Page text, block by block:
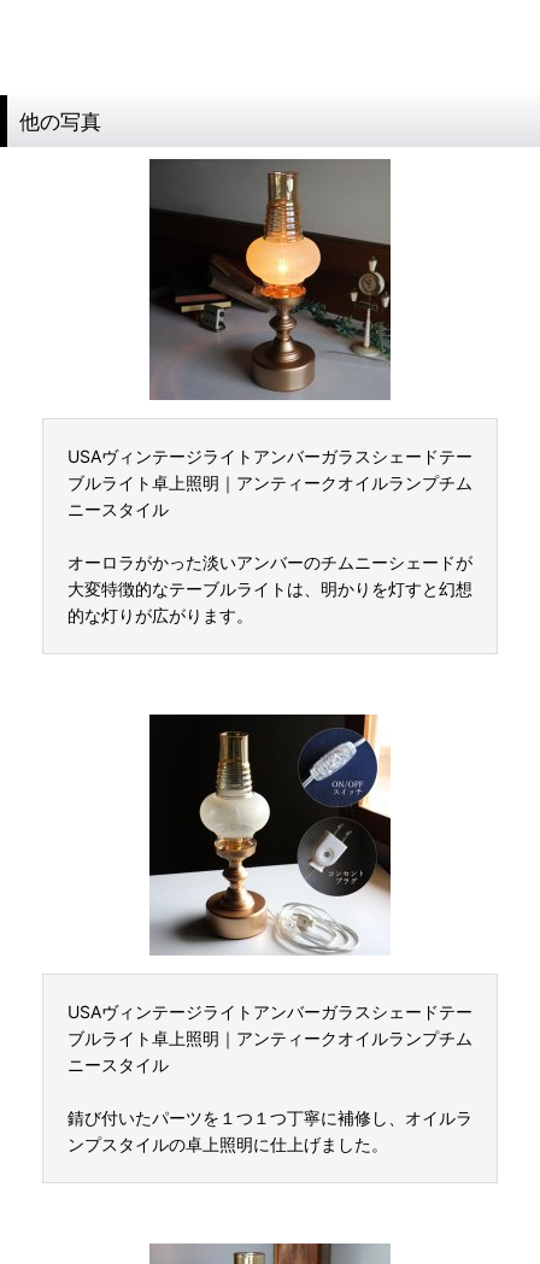
他の写真
USAヴィンテージライトアンバーガラスシェードテー
ブルライト卓上照明｜アンティークオイルランプチム
ニースタイル
オーロラがかった淡いアンバーのチムニーシェードが
大変特徴的なテーブルライトは、明かりを灯すと幻想
的な灯りが広がります。
USAヴィンテージライトアンバーガラスシェードテー
ブルライト卓上照明｜アンティークオイルランプチム
ニースタイル
錆び付いたパーツを１つ１つ丁寧に補修し、オイルラ
ンプスタイルの卓上照明に仕上げました。